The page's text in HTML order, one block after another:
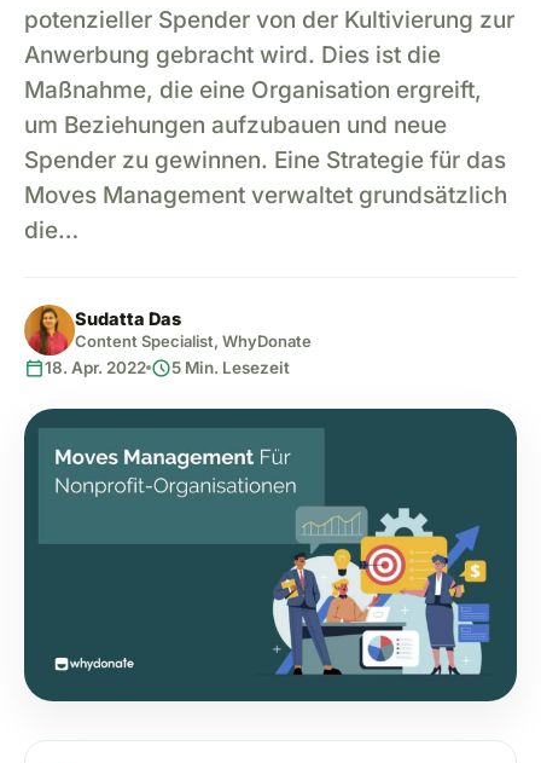
potenzieller Spender von der Kultivierung zur
Anwerbung gebracht wird. Dies ist die
Maßnahme, die eine Organisation ergreift,
um Beziehungen aufzubauen und neue
Spender zu gewinnen. Eine Strategie für das
Moves Management verwaltet grundsätzlich
die…
Sudatta Das
Content Specialist, WhyDonate
calendar_today18. Apr. 2022 schedule5 Min. Lesezeit